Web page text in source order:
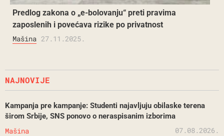
Predlog zakona o „e-bolovanju“ preti pravima
zaposlenih i povećava rizike po privatnost
Mašina 27.11.2025.
NAJNOVIJE
Kampanja pre kampanje: Studenti najavljuju obilaske terena
širom Srbije, SNS ponovo o neraspisanim izborima
Mašina 07.08.2026.